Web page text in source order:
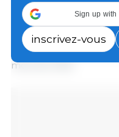
En avril, le Brésil a
de soja, un record
Secex, avec des
volume de mars et
mois de 2025.
Sign up with
inscrivez-vous